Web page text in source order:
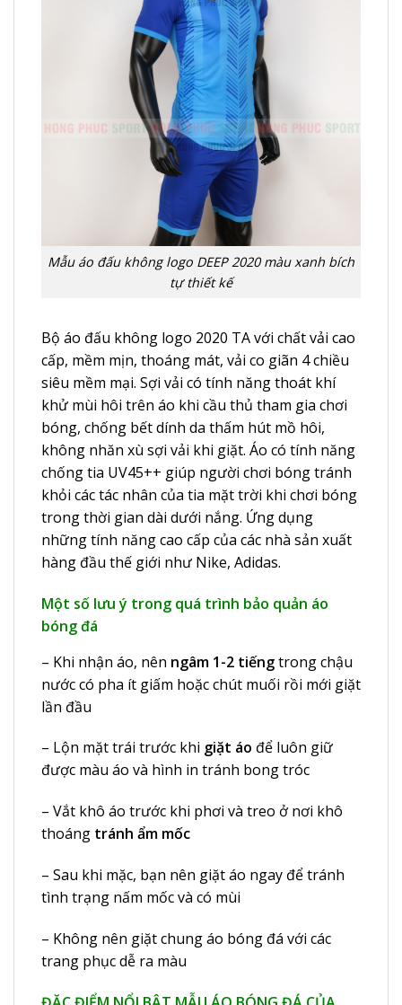
Mẫu áo đấu không logo DEEP 2020 màu xanh bích
tự thiết kế
Bộ áo đấu không logo 2020 TA với chất vải cao
cấp, mềm mịn, thoáng mát, vải co giãn 4 chiều
siêu mềm mại. Sợi vải có tính năng thoát khí
khử mùi hôi trên áo khi cầu thủ tham gia chơi
bóng, chống bết dính da thấm hút mồ hôi,
không nhăn xù sợi vải khi giặt. Áo có tính năng
chống tia UV45++ giúp người chơi bóng tránh
khỏi các tác nhân của tia mặt trời khi chơi bóng
trong thời gian dài dưới nắng. Ứng dụng
những tính năng cao cấp của các nhà sản xuất
hàng đầu thế giới như Nike, Adidas.
Một số lưu ý trong quá trình bảo quản áo
bóng đá
– Khi nhận áo, nên ngâm 1-2 tiếngtrong chậu
nước có pha ít giấm hoặc chút muối rồi mới giặt
lần đầu
– Lộn mặt trái trước khi giặt áo để luôn giữ
được màu áo và hình in tránh bong tróc
– Vắt khô áo trước khi phơi và treo ở nơi khô
thoáng tránh ẩm mốc
– Sau khi mặc, bạn nên giặt áo ngay để tránh
tình trạng nấm mốc và có mùi
– Không nên giặt chung áo bóng đá với các
trang phục dễ ra màu